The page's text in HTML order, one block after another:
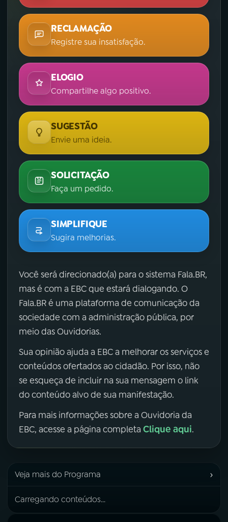
RECLAMAÇÃO
Registre sua insatisfação.
ELOGIO
Compartilhe algo positivo.
SUGESTÃO
Envie uma ideia.
SOLICITAÇÃO
Faça um pedido.
SIMPLIFIQUE
Sugira melhorias.
Você será direcionado(a) para o sistema Fala.BR,
mas é com a EBC que estará dialogando. O
Fala.BR é uma plataforma de comunicação da
sociedade com a administração pública, por
meio das Ouvidorias.
Sua opinião ajuda a EBC a melhorar os serviços e
conteúdos ofertados ao cidadão. Por isso, não
se esqueça de incluir na sua mensagem o link
do conteúdo alvo de sua manifestação.
Para mais informações sobre a Ouvidoria da
EBC, acesse a página completa Clique aqui.
Veja mais do Programa ›
Carregando conteúdos...